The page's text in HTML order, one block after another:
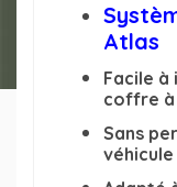
Atlas
Facile à
coffre à
Sans
véhicule